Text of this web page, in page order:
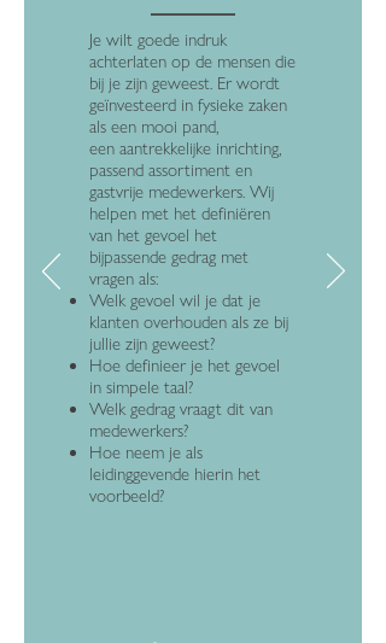
Je wilt goede indruk
achterlaten op de mensen die
bij je zijn geweest. Er wordt
geïnvesteerd in fysieke zaken
als een mooi pand,
een aantrekkelijke inrichting,
passend assortiment en
gastvrije medewerkers. Wij
helpen met het definiëren
van het gevoel het
bijpassende gedrag met
vragen als:
Welk gevoel wil je dat je
klanten overhouden als ze bij
jullie zijn geweest?
Hoe definieer je het gevoel
in simpele taal?
Welk gedrag vraagt dit van
medewerkers?
Hoe neem je als
leidinggevende hierin het
voorbeeld?